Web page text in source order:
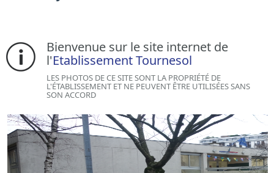
Bienvenue sur le site internet de
l'Etablissement Tournesol
LES PHOTOS DE CE SITE SONT LA PROPRIÉTÉ DE
L'ÉTABLISSEMENT ET NE PEUVENT ÊTRE UTILISÉES SANS
SON ACCORD